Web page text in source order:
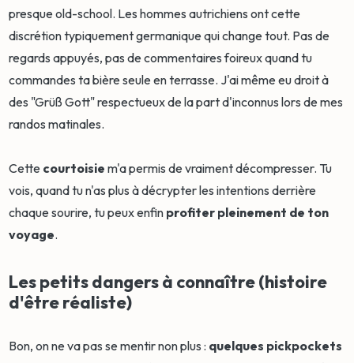
presque old-school. Les hommes autrichiens ont cette
discrétion typiquement germanique qui change tout. Pas de
regards appuyés, pas de commentaires foireux quand tu
commandes ta bière seule en terrasse. J'ai même eu droit à
des "Grüß Gott" respectueux de la part d'inconnus lors de mes
randos matinales.
Cette courtoisie m'a permis de vraiment décompresser. Tu
vois, quand tu n'as plus à décrypter les intentions derrière
chaque sourire, tu peux enfin profiter pleinement de ton
voyage.
Les petits dangers à connaître (histoire
d'être réaliste)
Bon, on ne va pas se mentir non plus : quelques pickpockets